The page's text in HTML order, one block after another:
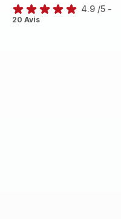
ratings.4.9
4.9 /5 -
20 Avis